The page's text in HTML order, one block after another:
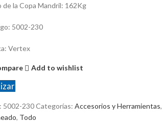
de la Copa Mandril: 162Kg
5002-230
Vertex
Add to wishlist
5002-230Categorías: Accesorios y Herramientas,
, Todo